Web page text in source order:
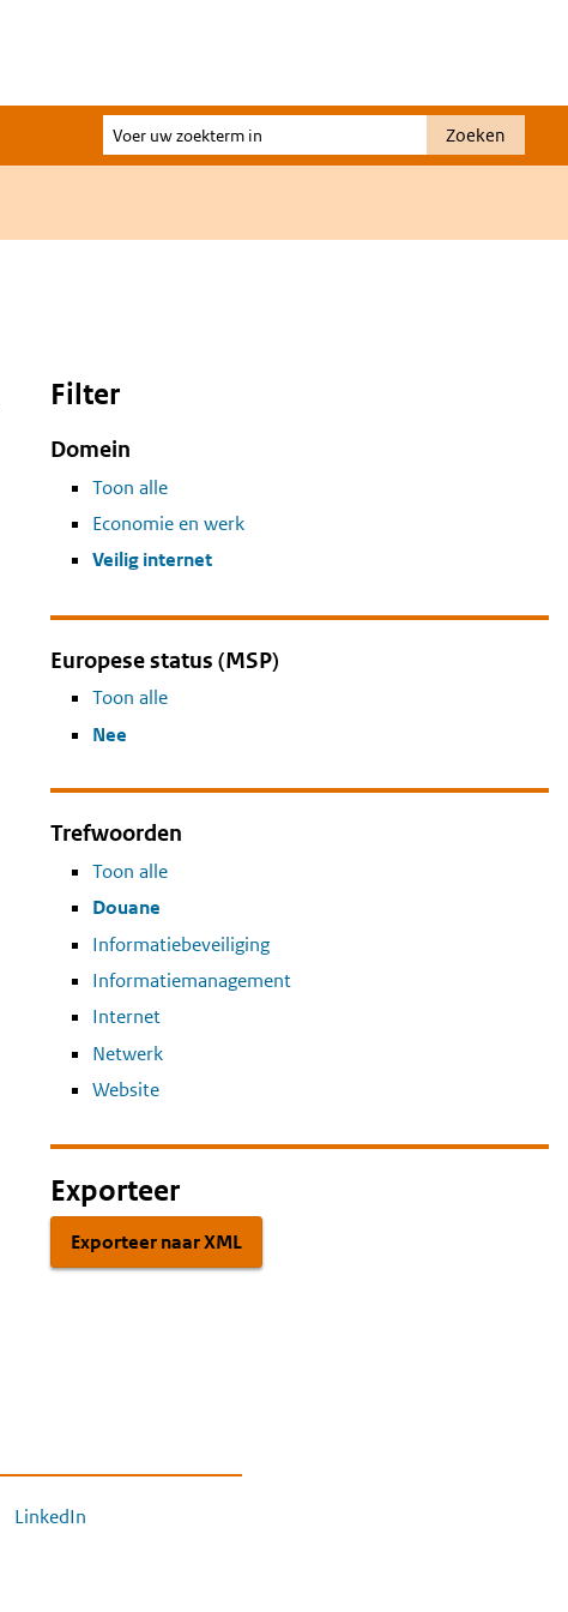
Voer
uw
Zoeken
Filter
Domein
Toon alle
Economie en werk
Veilig internet
Europese status (MSP)
Toon alle
Nee
Trefwoorden
Toon alle
Douane
Informatiebeveiliging
Informatiemanagement
Internet
Netwerk
Website
Exporteer
Exporteer naar XML
LinkedIn